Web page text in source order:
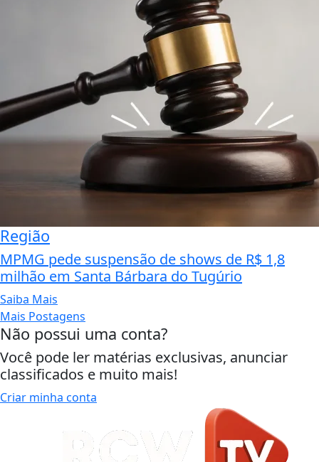
Região
MPMG pede suspensão de shows de R$ 1,8
milhão em Santa Bárbara do Tugúrio
Saiba Mais
Mais Postagens
Não possui uma conta?
Você pode ler matérias exclusivas, anunciar
classificados e muito mais!
Criar minha conta